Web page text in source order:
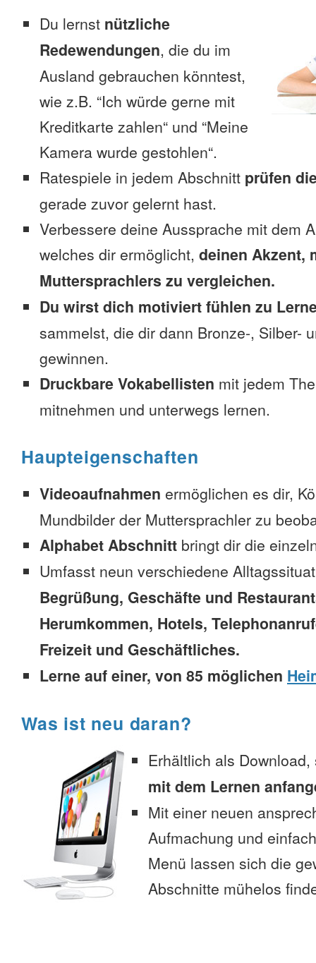
Du lernst nützliche
Redewendungen, die du im
Ausland gebrauchen könntest,
wie z.B. “Ich würde gerne mit
Kreditkarte zahlen“ und “Meine
Kamera wurde gestohlen“.
Ratespiele in jedem Abschnitt prüfen
gerade zuvor gelernt hast.
Verbessere deine Aussprache mit dem
welches dir ermöglicht, deinen Akzent,
Muttersprachlers zu vergleichen.
Du wirst dich motiviert fühlen zu
sammelst, die dir dann Bronze-, Silber-
gewinnen.
Druckbare Vokabellisten mit jedem
mitnehmen und unterwegs lernen.
Haupteigenschaften
Videoaufnahmen ermöglichen es dir,
Mundbilder der Muttersprachler zu
Alphabet Abschnitt bringt dir die
Umfasst neun verschiedene
Begrüßung, Geschäfte und
Herumkommen, Hotels,
Freizeit und Geschäftliches.
Lerne auf einer, von 85 möglichen
Was ist neu daran?
Erhältlich als
mit dem Lernen
Mit einer neuen
Aufmachung und
Menü lassen sich die
Abschnitte mühelos